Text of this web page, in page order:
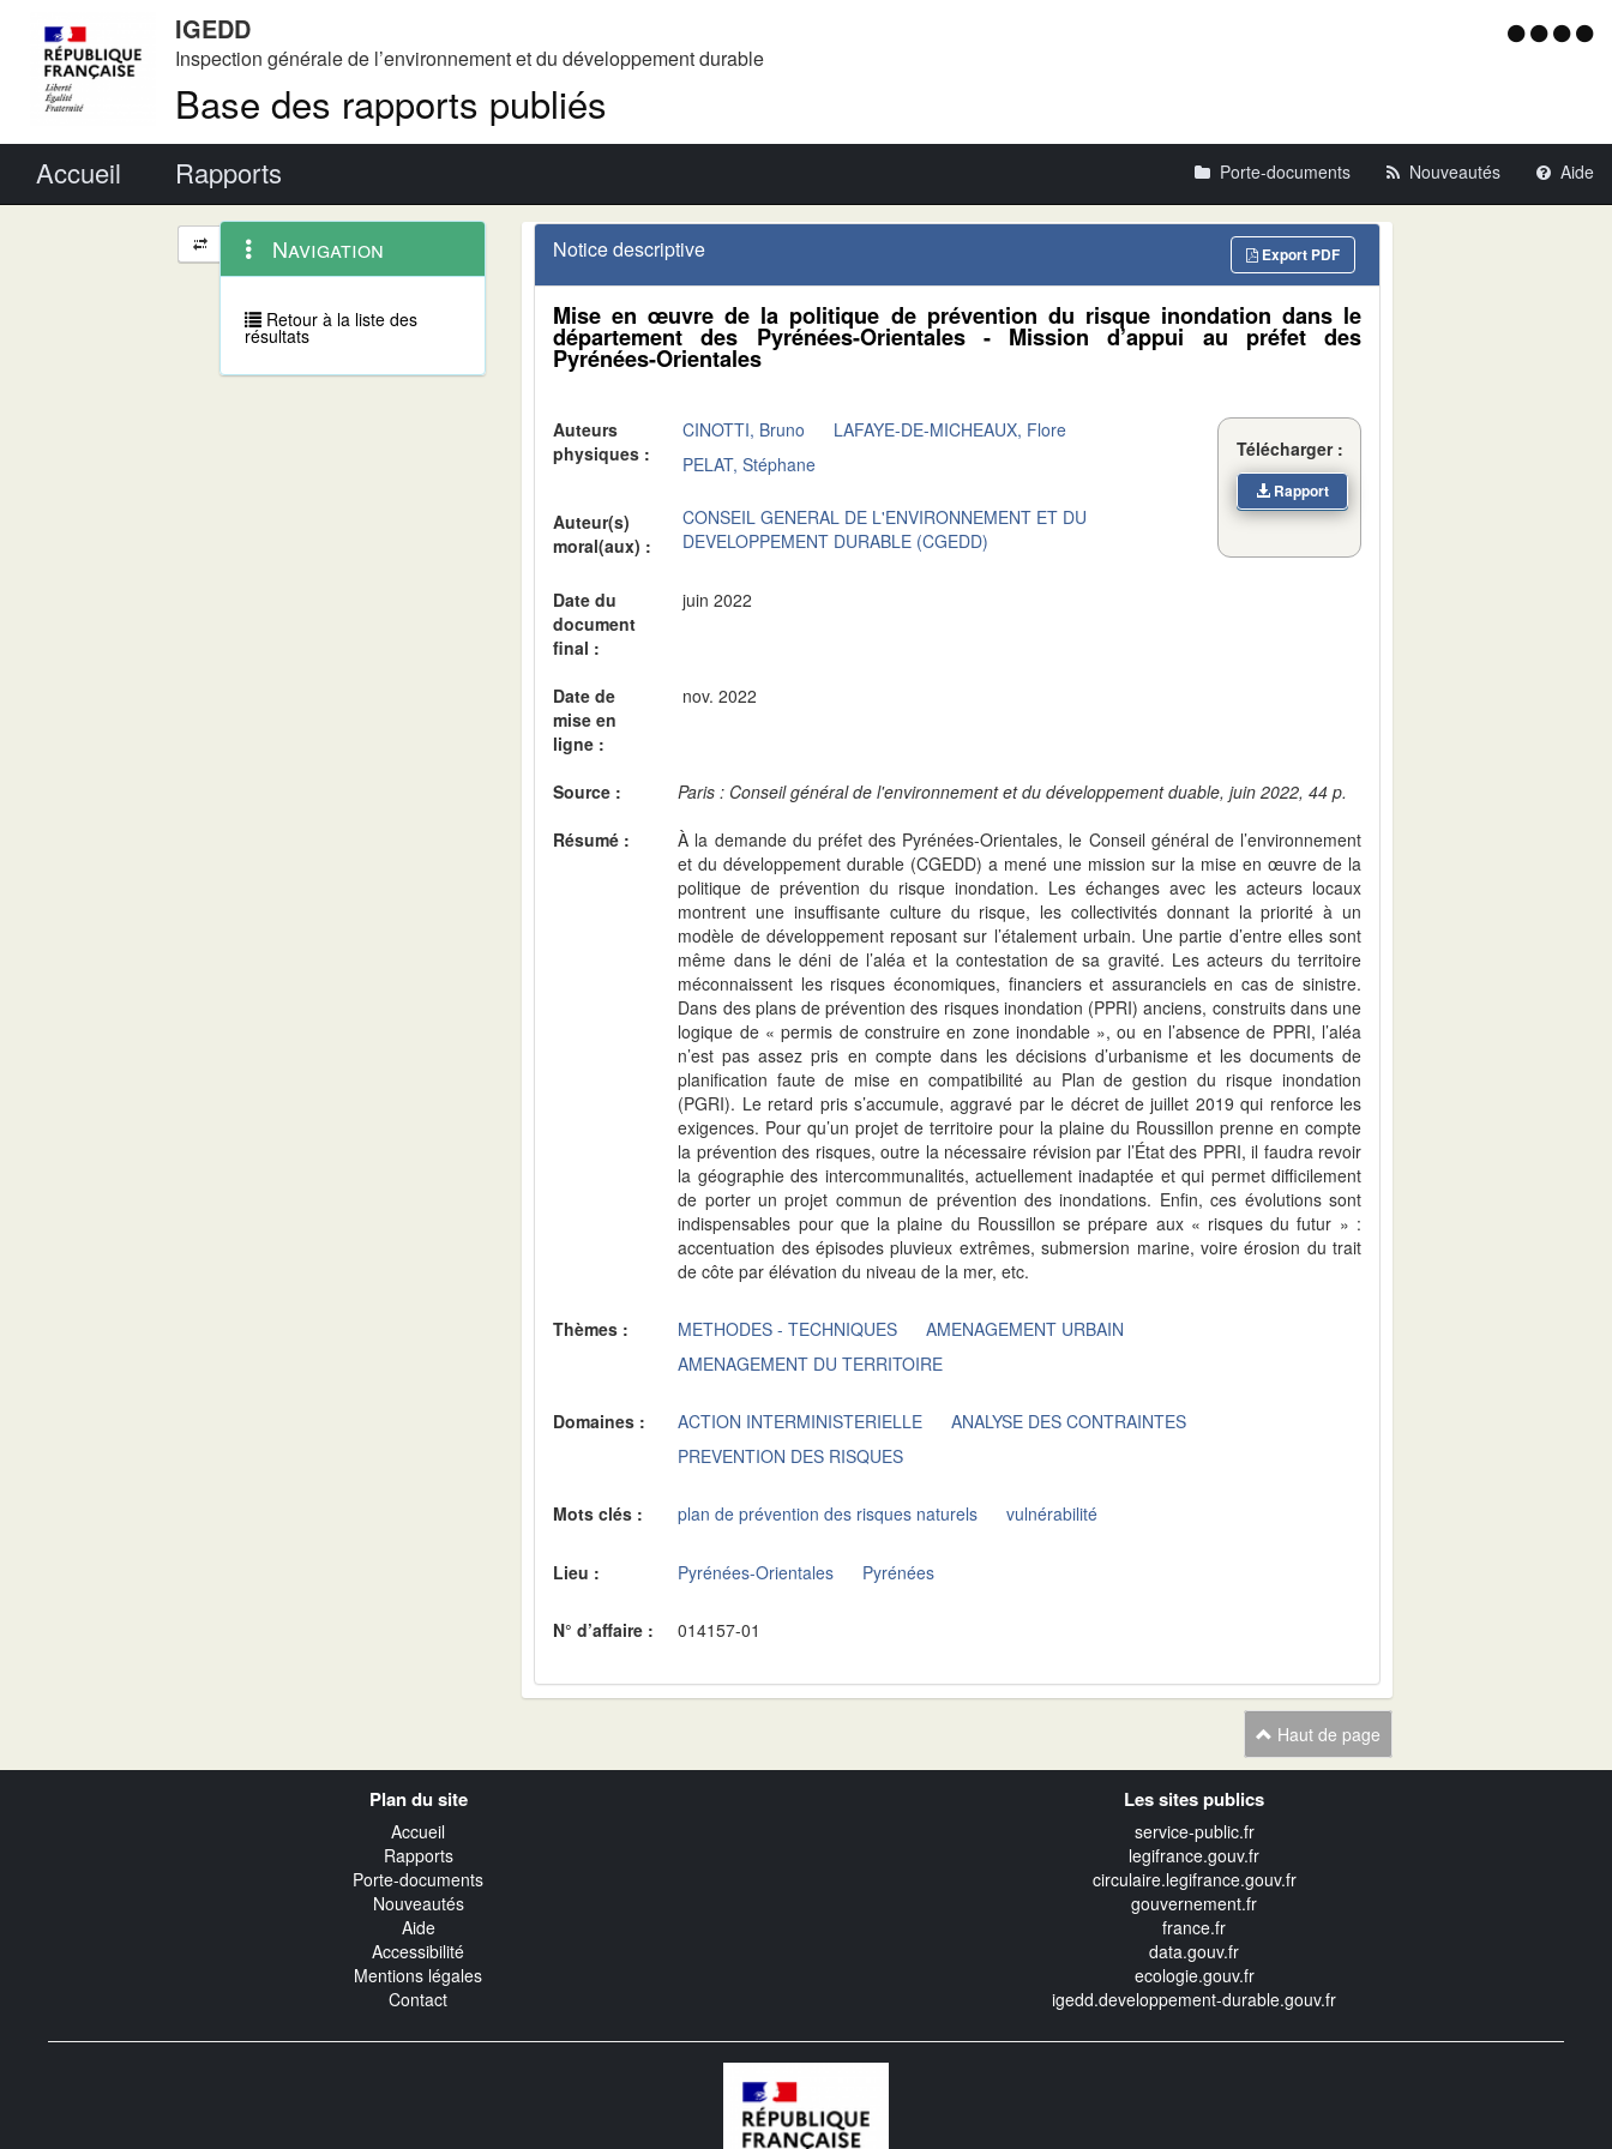
IGEDD
Inspection générale de l’environnement et du développement durable
Base des rapports publiés
Menu
Accueil Rapports Porte-documents Nouveautés Aide
Navigation
et
outils
annexes
contextuel
Navigation
Retour à la liste des
résultats
Notice descriptive Export PDF
Mise en œuvre de la politique de prévention du risque inondation dans le
département des Pyrénées-Orientales - Mission d’appui au préfet des
Pyrénées-Orientales
Auteurs
physiques :
CINOTTI, Bruno
LAFAYE-DE-MICHEAUX, Flore
PELAT, Stéphane
Auteur(s)
moral(aux) :
CONSEIL GENERAL DE L'ENVIRONNEMENT ET DU
DEVELOPPEMENT DURABLE (CGEDD)
Date du
document
final :
juin 2022
Date de
mise en
ligne :
nov. 2022
Télécharger :
Rapport
Source :
Paris : Conseil général de l'environnement et du développement duable, juin 2022, 44 p.
Résumé :
À la demande du préfet des Pyrénées-Orientales, le Conseil général de l’environnement
et du développement durable (CGEDD) a mené une mission sur la mise en œuvre de la
politique de prévention du risque inondation. Les échanges avec les acteurs locaux
montrent une insuffisante culture du risque, les collectivités donnant la priorité à un
modèle de développement reposant sur l’étalement urbain. Une partie d’entre elles sont
même dans le déni de l’aléa et la contestation de sa gravité. Les acteurs du territoire
méconnaissent les risques économiques, financiers et assuranciels en cas de sinistre.
Dans des plans de prévention des risques inondation (PPRI) anciens, construits dans une
logique de « permis de construire en zone inondable », ou en l’absence de PPRI, l’aléa
n’est pas assez pris en compte dans les décisions d’urbanisme et les documents de
planification faute de mise en compatibilité au Plan de gestion du risque inondation
(PGRI). Le retard pris s’accumule, aggravé par le décret de juillet 2019 qui renforce les
exigences. Pour qu’un projet de territoire pour la plaine du Roussillon prenne en compte
la prévention des risques, outre la nécessaire révision par l’État des PPRI, il faudra revoir
la géographie des intercommunalités, actuellement inadaptée et qui permet difficilement
de porter un projet commun de prévention des inondations. Enfin, ces évolutions sont
indispensables pour que la plaine du Roussillon se prépare aux « risques du futur » :
accentuation des épisodes pluvieux extrêmes, submersion marine, voire érosion du trait
de côte par élévation du niveau de la mer, etc.
Thèmes : METHODES - TECHNIQUES
AMENAGEMENT URBAIN
AMENAGEMENT DU TERRITOIRE
Domaines : ACTION INTERMINISTERIELLE
ANALYSE DES CONTRAINTES
PREVENTION DES RISQUES
Mots clés : plan de prévention des risques naturels vulnérabilité
Lieu : Pyrénées-Orientales Pyrénées
N° d’affaire : 014157-01
Haut de page
Plan du site
Accueil
Rapports
Porte-documents
Nouveautés
Aide
Accessibilité
Mentions légales
Contact
Les sites publics
service-public.fr
legifrance.gouv.fr
circulaire.legifrance.gouv.fr
gouvernement.fr
france.fr
data.gouv.fr
ecologie.gouv.fr
igedd.developpement-durable.gouv.fr